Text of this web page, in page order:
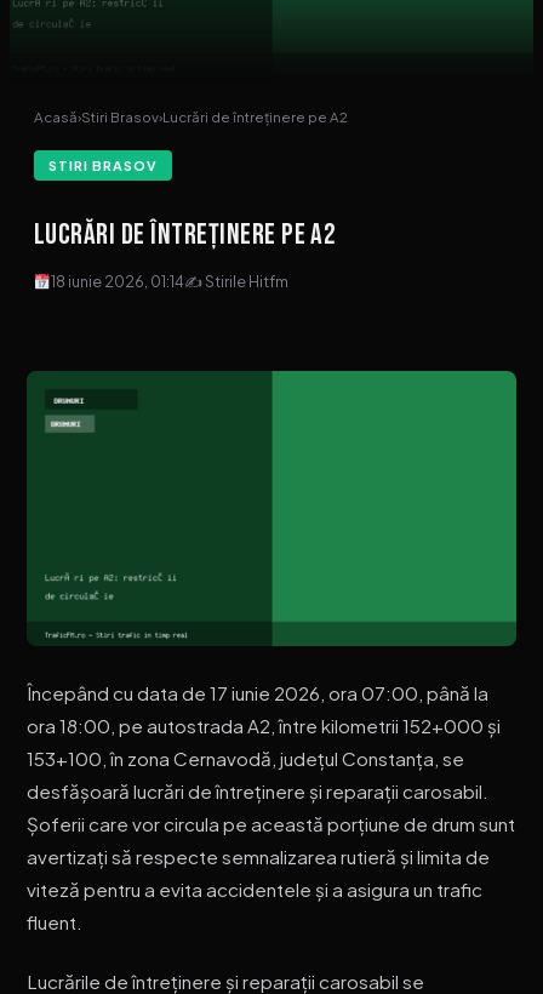
Acasă›Stiri Brasov›Lucrări de întreținere pe A2
STIRI BRASOV
Lucrări de întreținere pe A2
18 iunie 2026, 01:14✍ Stirile Hitfm
Începând cu data de 17 iunie 2026, ora 07:00, până la
ora 18:00, pe autostrada A2, între kilometrii 152+000 și
153+100, în zona Cernavodă, județul Constanța, se
desfășoară lucrări de întreținere și reparații carosabil.
Șoferii care vor circula pe această porțiune de drum sunt
avertizați să respecte semnalizarea rutieră și limita de
viteză pentru a evita accidentele și a asigura un trafic
fluent.
Lucrările de întreținere și reparații carosabil se